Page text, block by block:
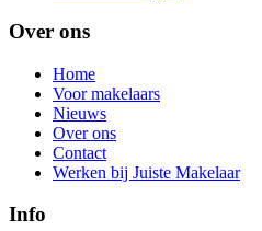
Over ons
Home
Voor makelaars
Nieuws
Over ons
Contact
Werken bij Juiste Makelaar
Info